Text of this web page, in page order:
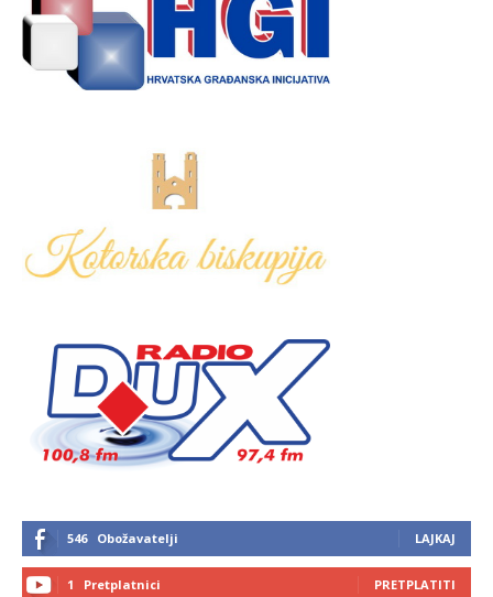
546 Obožavatelji LAJKAJ
1 Pretplatnici PRETPLATITI